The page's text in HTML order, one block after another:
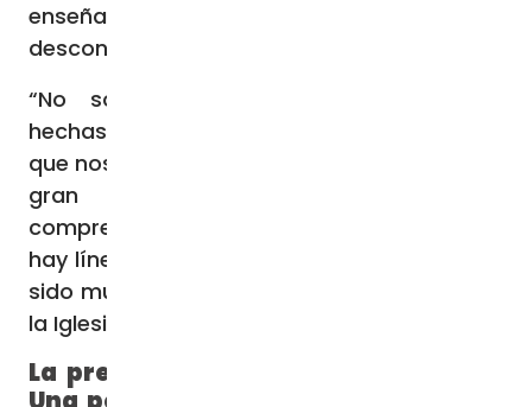
enseñado siempre, que no se
desconcierte”.
“No somos máquinas chapadas (ndr:
hechas) todas iguales. Somos gente de fe,
que nos referimos a la Revelación, que es un
gran misterio, nunca totalmente
comprensible, abarcable, entendible. Pero
hay líneas que siempre son muy claras, han
sido muy claras en la fe y en la Tradición de
la Iglesia. A eso nos referimos”, indicó.
La preocupación de los cardenales: